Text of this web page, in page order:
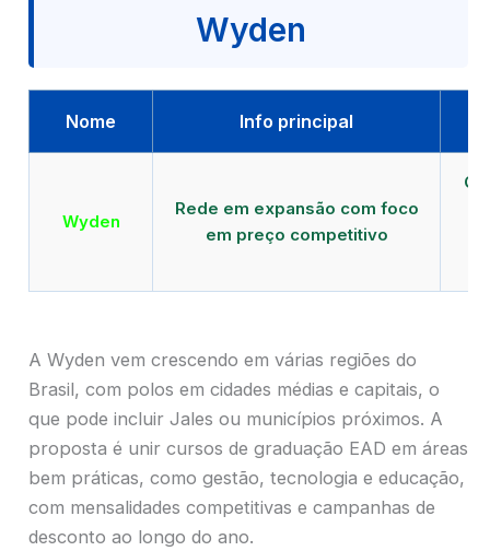
Wyden
Nome Info principal
Wyden
Rede em expansão com foco
em preço competitivo
A Wyden vem crescendo em várias regiões do
Brasil, com polos em cidades médias e capitais, o
que pode incluir Jales ou municípios próximos. A
proposta é unir cursos de graduação EAD em áreas
bem práticas, como gestão, tecnologia e educação,
com mensalidades competitivas e campanhas de
desconto ao longo do ano.